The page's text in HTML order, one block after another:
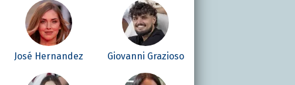
José Hernandez Giovanni Grazioso